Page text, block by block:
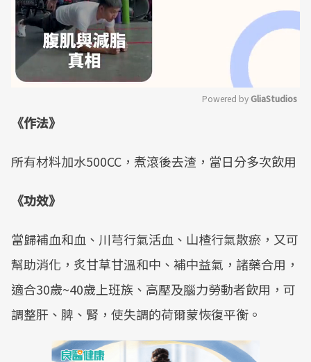
Powered by GliaStudios
《作法》
所有材料加水500CC，煮滾後去渣，當日分多次飲用
《功效》
當歸補血和血、川芎行氣活血、山楂行氣散瘀，又可
幫助消化，炙甘草甘溫和中、補中益氣，諸藥合用，
適合30歲~40歲上班族、高壓及腦力勞動者飲用，可
調整肝、脾、腎，使失調的荷爾蒙恢復平衡。